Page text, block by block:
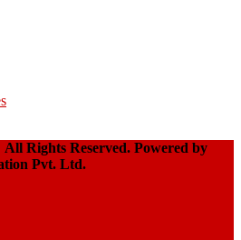
All Rights Reserved. Powered by
Pvt. Ltd.